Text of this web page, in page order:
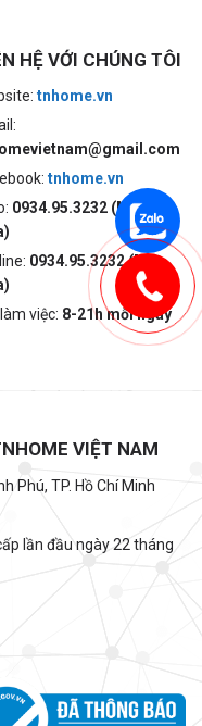
HỆ VỚI CHÚNG TÔI
tnhome.vn
tnhome.vn
0934.95.3232 (Mrs.
0934.95.3232 (Mrs.
việc: 8-21h mỗi ngày
VIỆT NAM
Phú, TP. Hồ Chí Minh
lần đầu ngày 22 tháng